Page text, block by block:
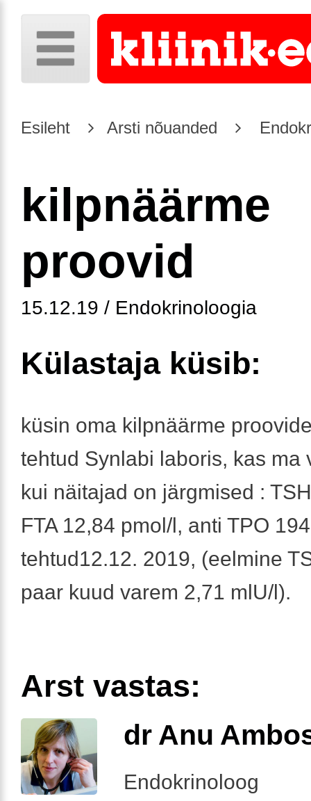
Esileht Arsti nõuanded
kilpnäärme
proovid
15.12.19 / Endokrinoloogia
Külastaja küsib:
küsin oma kilpnäärme
tehtud Synlabi laboris, kas ma
kui näitajad on järgmised :
FTA 12,84 pmol/l, anti TPO
tehtud12.12. 2019, (eelmine
paar kuud varem 2,71 mlU/l).
Arst vastas:
dr Anu
Endokrinoloog